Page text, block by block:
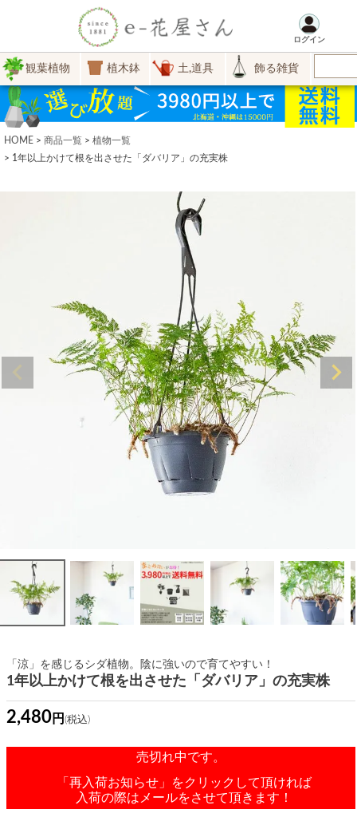
ログイン
観葉植物 植木鉢 土,道具 飾る雑貨
HOME 商品一覧
植物一覧
1年以上かけて根を出させた「ダバリア」の充実株
「涼」を感じるシダ植物。陰に強いので育てやすい！
1年以上かけて根を出させた「ダバリア」の充実株
2,480
売切れ中です。
「再入荷お知らせ」をクリックして頂ければ
入荷の際はメールをさせて頂きます！